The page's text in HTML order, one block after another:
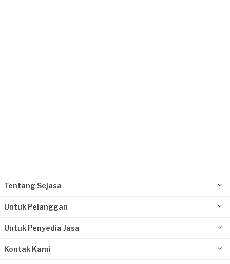
Tentang Sejasa
Untuk Pelanggan
Untuk Penyedia Jasa
Kontak Kami